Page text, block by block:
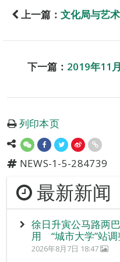
上一篇： 文化局与艺
下一篇： 2019年11
列印本页
NEWS-1-5-284739
最新新闻
徐日升寅公马路两
用 “城市大学”站
2026年8月7日 18:47